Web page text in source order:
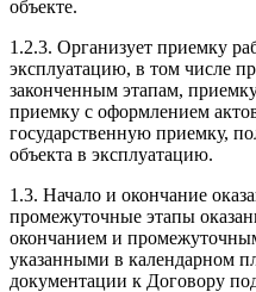
объекте.
1.2.3. Организует приемку
эксплуатацию, в том числе
законченным этапам,
приемку с оформлением
государственную приемку,
объекта в эксплуатацию.
1.3. Начало и окончание
промежуточные этапы
окончанием и
указанными в календарном
документации к Договору